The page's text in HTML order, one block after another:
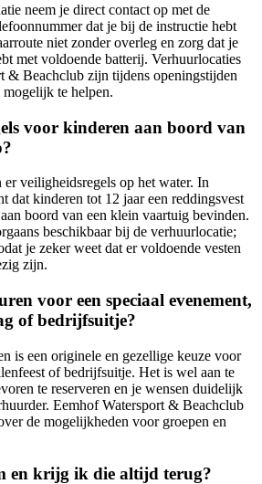
neem je direct contact op met de
dat je bij de instructie hebt
niet zonder overleg en zorg dat je
met voldoende batterij. Verhuurlocaties
& Beachclub zijn tijdens openingstijden
te helpen.
voor kinderen aan boord van
veiligheidsregels op het water. In
dat kinderen tot 12 jaar een reddingsvest
boord van een klein vaartuig bevinden.
beschikbaar bij de verhuurlocatie;
je zeker weet dat er voldoende vesten
zijn.
voor een speciaal evenement,
of bedrijfsuitje?
is een originele en gezellige keuze voor
of bedrijfsuitje. Het is wel aan te
te reserveren en je wensen duidelijk
Eemhof Watersport & Beachclub
de mogelijkheden voor groepen en
en krijg ik die altijd terug?